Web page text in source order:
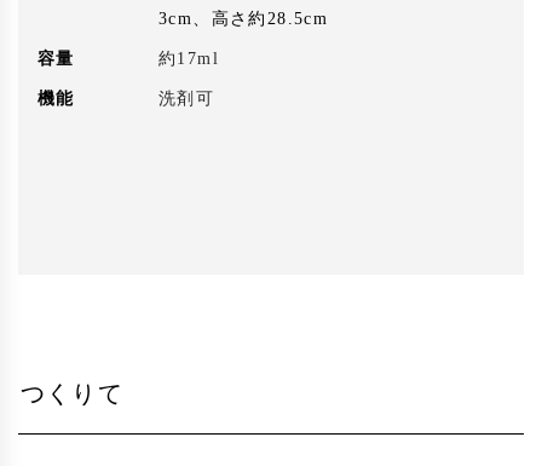
3cm、高さ約28.5cm
容量 約17ml
機能 洗剤可
つくりて